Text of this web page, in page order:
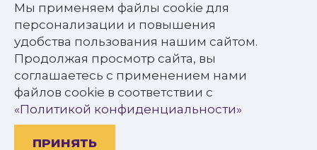
Мы применяем файлы cookie для
персонализации и повышения
удобства пользования нашим сайтом.
Продолжая просмотр сайта, вы
соглашаетесь с применением нами
файлов cookie в соответствии с
«Политикой конфиденциальности»
ПРИНЯТЬ
© 2016—2022 Государственное бюджетное
учреждение культуры
«Белгородская государственная специальная
библиотека для слепых им. В.Я. Ерошенко».
Все права защищены.
Политика конфиденциальности
Разработано: